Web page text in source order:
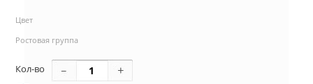
Цвет
Ростовая группа
Кол-во